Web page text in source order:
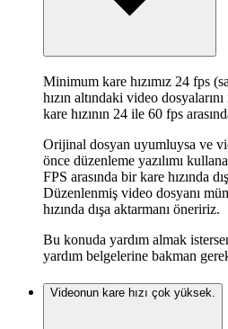
Minimum kare hızımız 24 fps
hızın altındaki video
kare hızının 24 ile 60 fps
Orijinal dosyan uyumluysa ve
önce düzenleme yazılımı
FPS arasında bir kare hızında
Düzenlenmiş video dosyanı
hızında dışa aktarmanı öneririz.
Bu konuda yardım almak
yardım belgelerine bakman
Videonun kare hızı çok yüksek.